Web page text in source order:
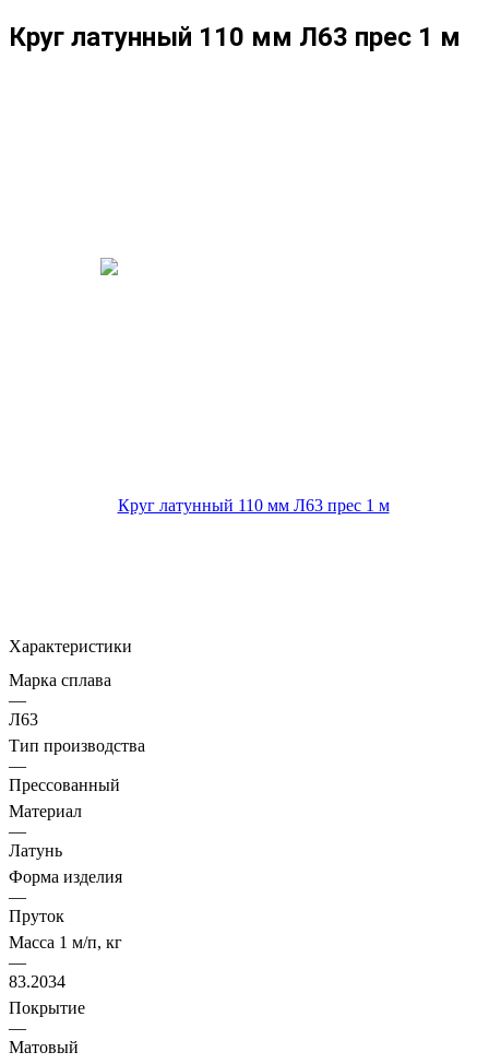
Круг латунный 110 мм Л63 прес 1 м
Характеристики
Марка сплава
—
Л63
Тип производства
—
Прессованный
Материал
—
Латунь
Форма изделия
—
Пруток
Масса 1 м/п, кг
—
83.2034
Покрытие
—
Матовый